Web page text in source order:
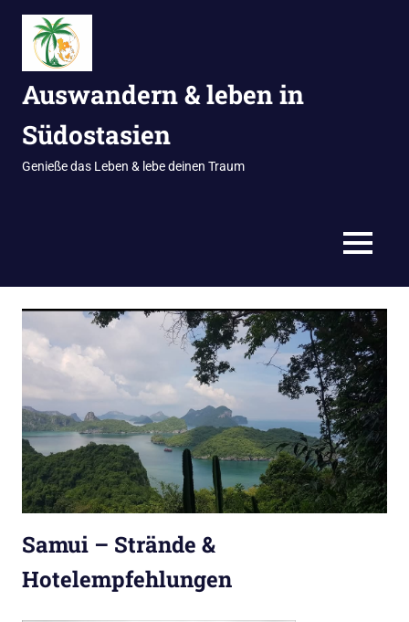
Zum
Inhalt
springen
Auswandern & leben in
Südostasien
Genieße das Leben & lebe deinen Traum
MENÜ
Samui – Strände &
Hotelempfehlungen